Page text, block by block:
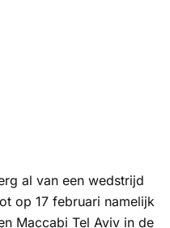
al van een wedstrijd
op 17 februari namelijk
Maccabi Tel Aviv in de